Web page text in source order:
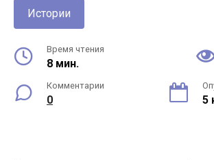
Истории
Время чтения
8 мин.
Комментарии
0 5